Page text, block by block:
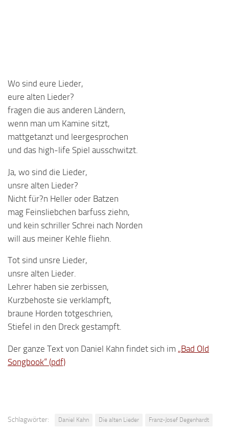
Wo sind eure Lieder,
eure alten Lieder?
fragen die aus anderen Ländern,
wenn man um Kamine sitzt,
mattgetanzt und leergesprochen
und das high-life Spiel ausschwitzt.
Ja, wo sind die Lieder,
unsre alten Lieder?
Nicht für?n Heller oder Batzen
mag Feinsliebchen barfuss ziehn,
und kein schriller Schrei nach Norden
will aus meiner Kehle fliehn.
Tot sind unsre Lieder,
unsre alten Lieder.
Lehrer haben sie zerbissen,
Kurzbehoste sie verklampft,
braune Horden totgeschrien,
Stiefel in den Dreck gestampft.
Der ganze Text von Daniel Kahn findet sich im „Bad Old
Songbook“ (pdf)
Schlagwörter: Daniel Kahn Die alten Lieder Franz-Josef Degenhardt